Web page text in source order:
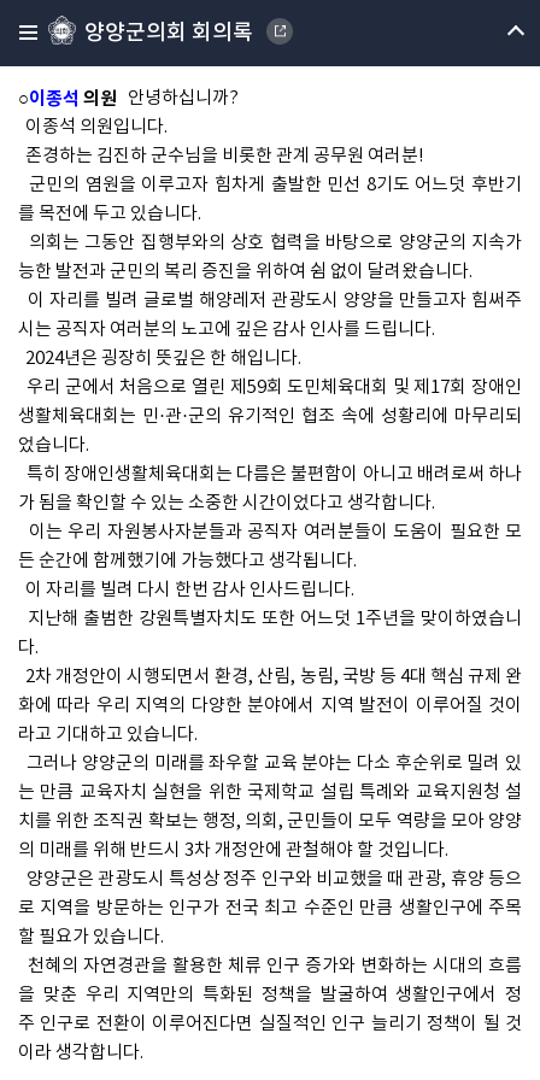
양양군의회 회의록
○군정질문(이종석 의원)
(10시37분)
○이종석 의원 안녕하십니까?
이종석 의원입니다.
존경하는 김진하 군수님을 비롯한 관계 공무원 여러분!
군민의 염원을 이루고자 힘차게 출발한 민선 8기도 어느덧 후반기
를 목전에 두고 있습니다.
의회는 그동안 집행부와의 상호 협력을 바탕으로 양양군의 지속가
능한 발전과 군민의 복리 증진을 위하여 쉼 없이 달려왔습니다.
이 자리를 빌려 글로벌 해양레저 관광도시 양양을 만들고자 힘써주
시는 공직자 여러분의 노고에 깊은 감사 인사를 드립니다.
2024년은 굉장히 뜻깊은 한 해입니다.
우리 군에서 처음으로 열린 제59회 도민체육대회 및 제17회 장애인
생활체육대회는 민·관·군의 유기적인 협조 속에 성황리에 마무리되
었습니다.
특히 장애인생활체육대회는 다름은 불편함이 아니고 배려로써 하나
가 됨을 확인할 수 있는 소중한 시간이었다고 생각합니다.
이는 우리 자원봉사자분들과 공직자 여러분들이 도움이 필요한 모
든 순간에 함께했기에 가능했다고 생각됩니다.
이 자리를 빌려 다시 한번 감사 인사드립니다.
지난해 출범한 강원특별자치도 또한 어느덧 1주년을 맞이하였습니
다.
2차 개정안이 시행되면서 환경, 산림, 농림, 국방 등 4대 핵심 규제 완
화에 따라 우리 지역의 다양한 분야에서 지역 발전이 이루어질 것이
라고 기대하고 있습니다.
그러나 양양군의 미래를 좌우할 교육 분야는 다소 후순위로 밀려 있
는 만큼 교육자치 실현을 위한 국제학교 설립 특례와 교육지원청 설
치를 위한 조직권 확보는 행정, 의회, 군민들이 모두 역량을 모아 양양
의 미래를 위해 반드시 3차 개정안에 관철해야 할 것입니다.
양양군은 관광도시 특성상 정주 인구와 비교했을 때 관광, 휴양 등으
로 지역을 방문하는 인구가 전국 최고 수준인 만큼 생활인구에 주목
할 필요가 있습니다.
천혜의 자연경관을 활용한 체류 인구 증가와 변화하는 시대의 흐름
을 맞춘 우리 지역만의 특화된 정책을 발굴하여 생활인구에서 정
주 인구로 전환이 이루어진다면 실질적인 인구 늘리기 정책이 될 것
이라 생각합니다.